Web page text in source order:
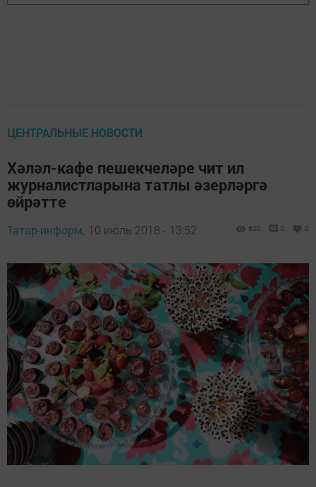
ЦЕНТРАЛЬНЫЕ НОВОСТИ
Хәләл-кафе пешекчеләре чит ил
журналистларына татлы әзерләргә
өйрәтте
Татар-информ, 10 июль 2018 - 13:52 600 0 0